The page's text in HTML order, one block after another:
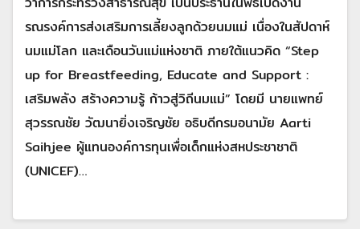
รณรงค์การส่งเสริมการเลี้ยงลูกด้วยนมแม่ เนื่องในสัปดาห์
นมแม่โลก และเดือนวันแม่แห่งชาติ ภายใต้แนวคิด “Step
up for Breastfeeding, Educate and Support :
เสริมพลัง สร้างความรู้ ก้าวสู่วิถีนมแม่” โดยมี นายแพทย์
สุวรรณชัย วัฒนายิ่งเจริญชัย อธิบดีกรมอนามัย Aarti
Saihjee ผู้แทนองค์การทุนเพื่อเด็กแห่งสหประชาชาติ
(UNICEF)…